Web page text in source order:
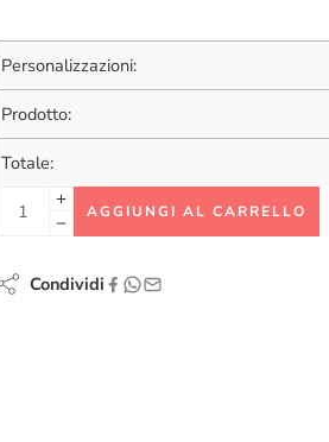
Personalizzazioni:
Prodotto:
Totale:
AGGIUNGI AL CARRELLO
Condividi